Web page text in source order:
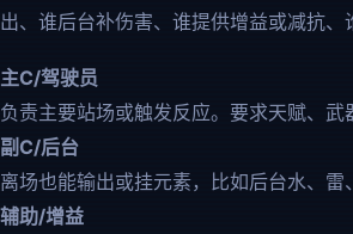
出、谁后台补伤害、谁提供增益或减抗、
主C/驾驶员
负责主要站场或触发反应。要求天赋、武
副C/后台
离场也能输出或挂元素，比如后台水、雷
辅助/增益